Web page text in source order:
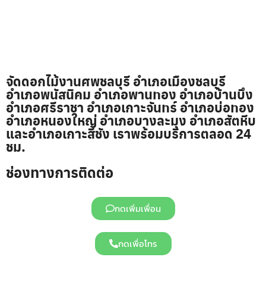
จัดดอกไม้งานศพชลบุรี อำเภอเมืองชลบุรี
อำเภอพนัสนิคม อำเภอพานทอง อำเภอบ้านบึง
อำเภอศรีราชา อำเภอเกาะจันทร์ อำเภอบ่อทอง
อำเภอหนองใหญ่ อำเภอบางละมุง อำเภอสัตหีบ
และอำเภอเกาะสีชัง เราพร้อมบริการตลอด 24
ชม.
ช่องทางการติดต่อ
กดเพิ่มเพื่อน
กดเพื่อโทร